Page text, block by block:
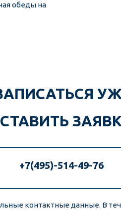
обеды на
+7(495)-514-49-76
контактные данные. В